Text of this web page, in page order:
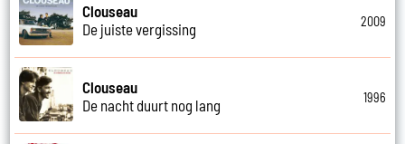
Clouseau
De juiste vergissing
2009
Clouseau
De nacht duurt nog lang
1996